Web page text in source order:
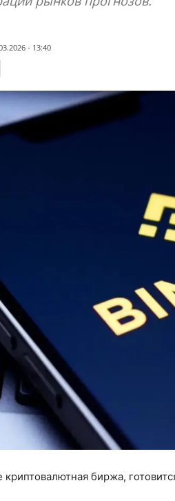
- 13:40
биржа,